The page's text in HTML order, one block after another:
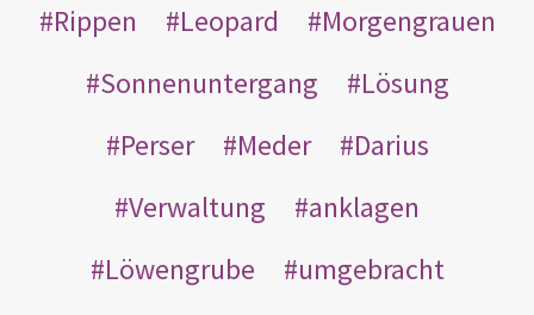
Rippen
Leopard
Morgengrauen
Sonnenuntergang
Lösung
Perser
Meder
Darius
Verwaltung
anklagen
Löwengrube
umgebracht